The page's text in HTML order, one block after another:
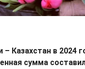
Казахстан в 2024
сумма